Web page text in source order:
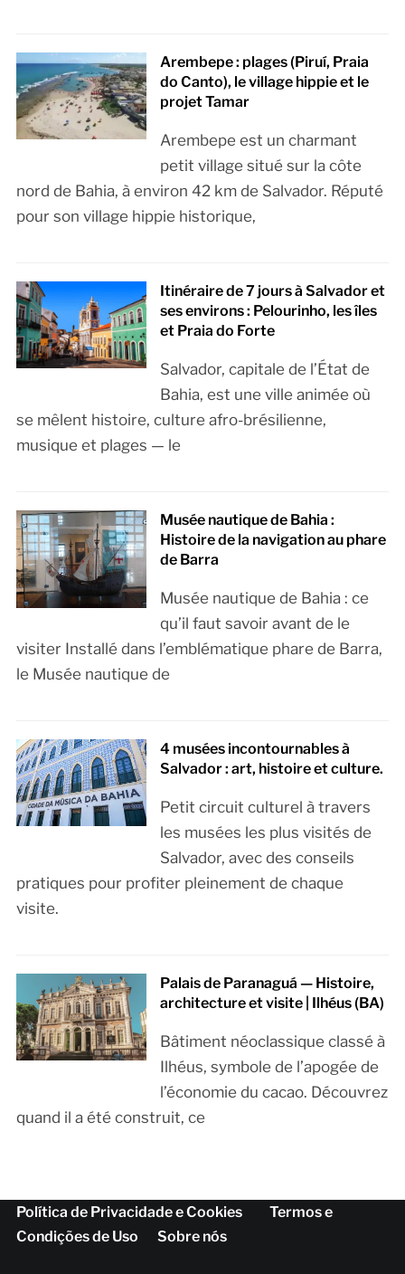
Arembepe : plages (Piruí, Praia
do Canto), le village hippie et le
projet Tamar
Arembepe est un charmant
petit village situé sur la côte
nord de Bahia, à environ 42 km de Salvador. Réputé
pour son village hippie historique,
Itinéraire de 7 jours à Salvador et
ses environs : Pelourinho, les îles
et Praia do Forte
Salvador, capitale de l’État de
Bahia, est une ville animée où
se mêlent histoire, culture afro-brésilienne,
musique et plages — le
Musée nautique de Bahia :
Histoire de la navigation au phare
de Barra
Musée nautique de Bahia : ce
qu’il faut savoir avant de le
visiter Installé dans l’emblématique phare de Barra,
le Musée nautique de
4 musées incontournables à
Salvador : art, histoire et culture.
Petit circuit culturel à travers
les musées les plus visités de
Salvador, avec des conseils
pratiques pour profiter pleinement de chaque
visite.
Palais de Paranaguá — Histoire,
architecture et visite | Ilhéus (BA)
Bâtiment néoclassique classé à
Ilhéus, symbole de l’apogée de
l’économie du cacao. Découvrez
quand il a été construit, ce
Política de Privacidade e Cookies
Termos e
Condições de Uso
Sobre nós